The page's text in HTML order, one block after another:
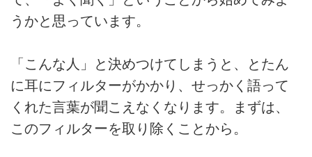
うかと思っています。
「こんな人」と決めつけてしまうと、とたん
に耳にフィルターがかかり、せっかく語って
くれた言葉が聞こえなくなります。まずは、
このフィルターを取り除くことから。